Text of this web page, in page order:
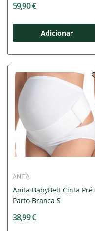
59,90 €
Adicionar
ANITA
Anita BabyBelt Cinta Pré-
Parto Branca S
38,99 €